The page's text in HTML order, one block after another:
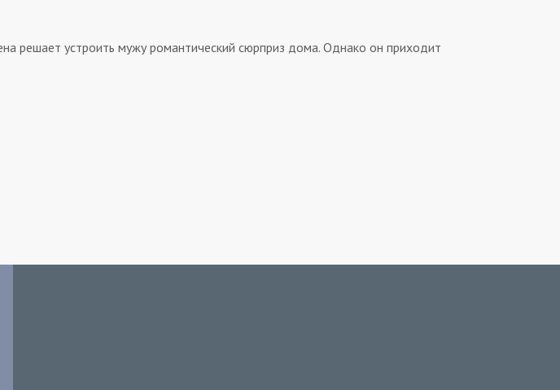
решает устроить мужу романтический сюрприз дома. Однако он приходит